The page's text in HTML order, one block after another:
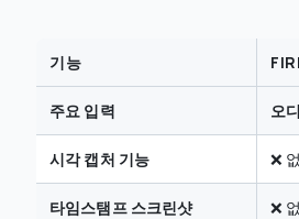
기능
주요 입력 오
시각 캡처 기능 ❌
타임스탬프 스크린샷 ❌